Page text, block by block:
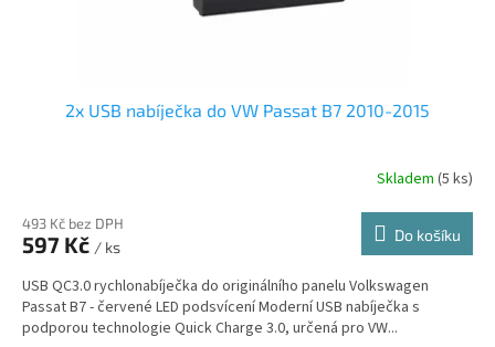
2x USB nabíječka do VW Passat B7 2010-2015
Skladem (5 ks)
493 Kč bez DPH
597 Kč / ks
Do košíku
USB QC3.0 rychlonabíječka do originálního panelu Volkswagen
Passat B7 - červené LED podsvícení Moderní USB nabíječka s
podporou technologie Quick Charge 3.0, určená pro VW...